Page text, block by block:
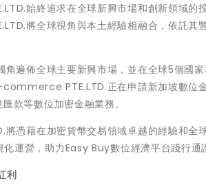
始終追求在全球新興市場和創新領域的
將全球視角與本土經驗相融合，依託其
佈全球主要新興市場，並在全球5個國家
PTE.LTD.正在申請新加坡數位
匯款等數位加密金融業務。
憑藉在加密貨幣交易領域卓越的經驗和全
運營，助力Easy Buy數位經濟平台踐行通
利